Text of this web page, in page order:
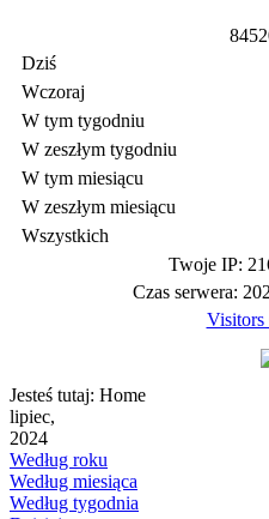
8452
Dziś
Wczoraj
W tym tygodniu
W zeszłym tygodniu
W tym miesiącu
W zeszłym miesiącu
Wszystkich
Twoje IP:
Czas serwera:
Visitors
Jesteś tutaj: Home
lipiec,
2024
Według roku
Według miesiąca
Według tygodnia